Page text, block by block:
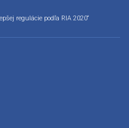
regulácie podľa RIA 2020“